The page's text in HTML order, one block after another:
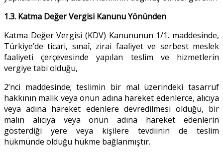
1.3. Katma Değer Vergisi Kanunu Yönünden
Katma Değer Vergisi (KDV) Kanununun 1/1. maddesinde,
Türkiye’de ticari, sınaî, zirai faaliyet ve serbest meslek
faaliyeti çerçevesinde yapılan teslim ve hizmetlerin
vergiye tabi olduğu,
2’nci maddesinde; teslimin bir mal üzerindeki tasarruf
hakkının malik veya onun adına hareket edenlerce, alıcıya
veya adına hareket edenlere devredilmesi olduğu, bir
malın alıcıya veya onun adına hareket edenlerin
gösterdiği yere veya kişilere tevdiinin de teslim
hükmünde olduğu hükme bağlanmıştır.